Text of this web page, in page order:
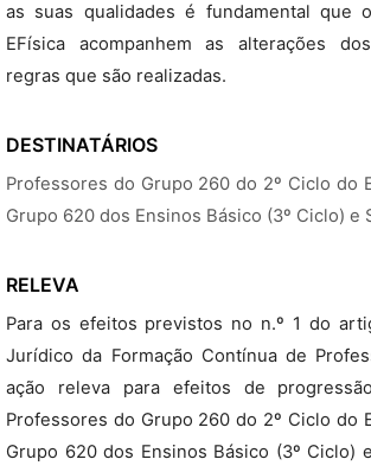
as suas qualidades é fundamental que
EFísica acompanhem as alterações
regras que são realizadas.
DESTINATÁRIOS
Professores do Grupo 260 do 2º Ciclo do
Grupo 620 dos Ensinos Básico (3º Ciclo) e
RELEVA
Para os efeitos previstos no n.º 1 do
Jurídico da Formação Contínua de
ação releva para efeitos de
Professores do Grupo 260 do 2º Ciclo do
Grupo 620 dos Ensinos Básico (3º Ciclo)